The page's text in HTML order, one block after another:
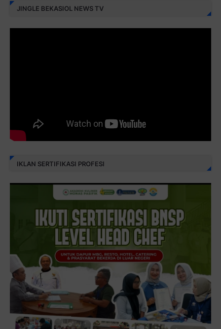
JINGLE BEKASIOL NEWS TV
IKLAN SERTIFIKASI PROFESI